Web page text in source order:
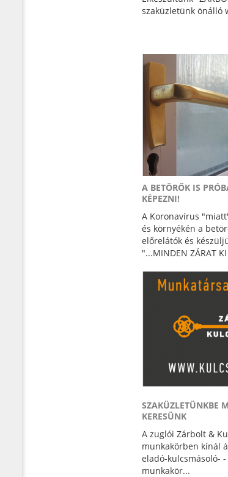
szaküzletünk önálló
A BETÖRŐK IS
KÉPEZNI!
A Koronavírus
és környékén a
előrelátók és
"...MINDEN ZÁRAT
SZAKÜZLETÜNKBE
KERESÜNK
A zuglói Zárbolt &
munkakörben kínál
eladó-kulcsmásoló-
munkakör...